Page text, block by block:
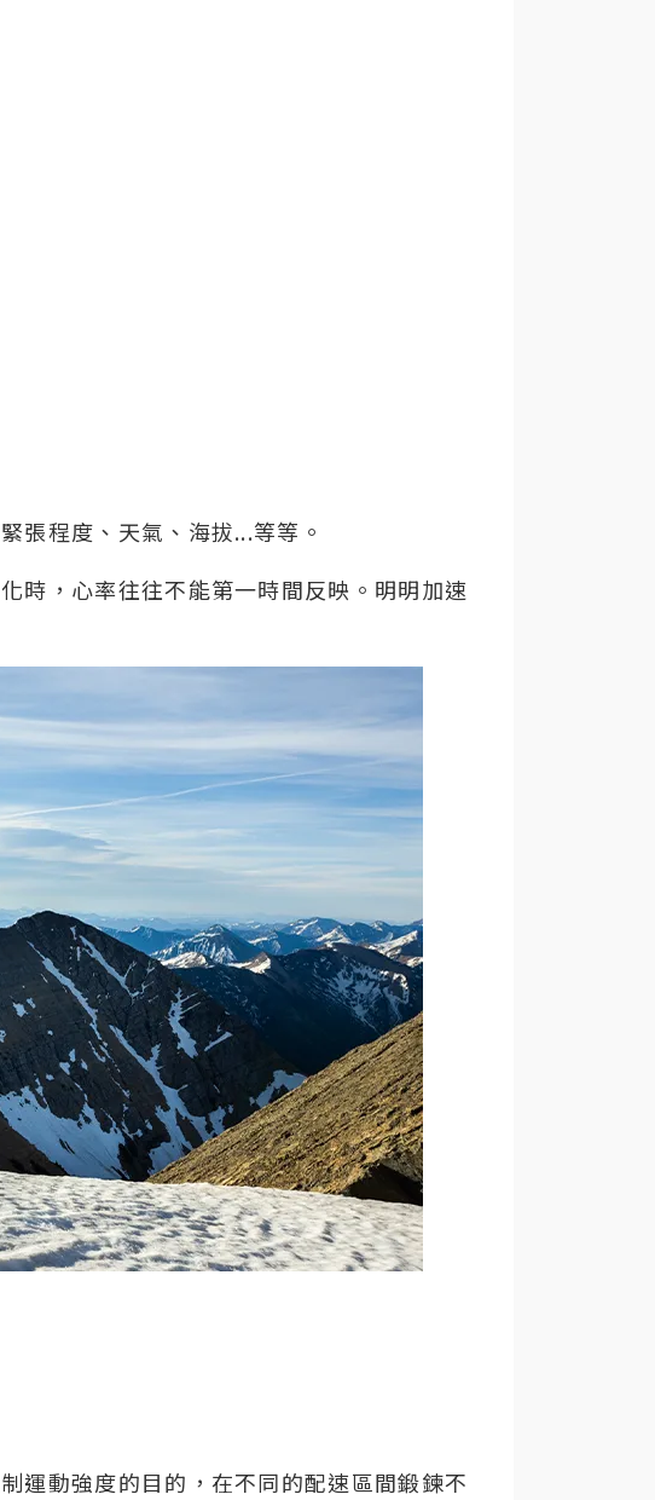
張程度、天氣、海拔...等等。
時，心率往往不能第一時間反映。明明加速
運動強度的目的，在不同的配速區間鍛鍊不